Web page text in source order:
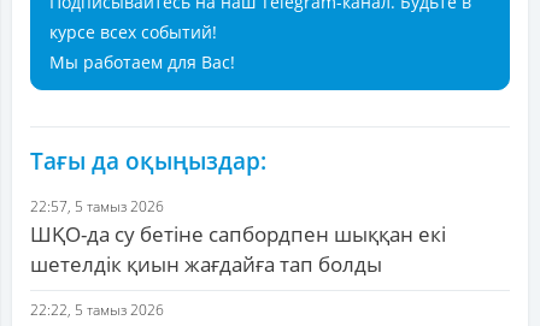
курсе всех событий!
Мы работаем для Вас!
Тағы да оқыңыздар:
22:57, 5 тамыз 2026
ШҚО-да су бетіне сапбордпен шыққан екі
шетелдік қиын жағдайға тап болды
22:22, 5 тамыз 2026